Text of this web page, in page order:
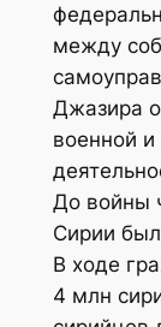
между
Джазира
военной
До войны
Сирии
В ходе
4 млн